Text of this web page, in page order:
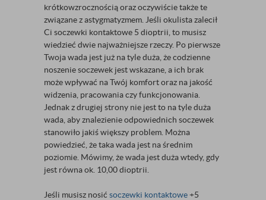
krótkowzrocznością oraz oczywiście także te
związane z astygmatyzmem. Jeśli okulista zalecił
Ci soczewki kontaktowe 5 dioptrii, to musisz
wiedzieć dwie najważniejsze rzeczy. Po pierwsze
Twoja wada jest już na tyle duża, że codzienne
noszenie soczewek jest wskazane, a ich brak
może wpływać na Twój komfort oraz na jakość
widzenia, pracowania czy funkcjonowania.
Jednak z drugiej strony nie jest to na tyle duża
wada, aby znalezienie odpowiednich soczewek
stanowiło jakiś większy problem. Można
powiedzieć, że taka wada jest na średnim
poziomie. Mówimy, że wada jest duża wtedy, gdy
jest równa ok. 10,00 dioptrii.
Jeśli musisz nosić soczewki kontaktowe+5